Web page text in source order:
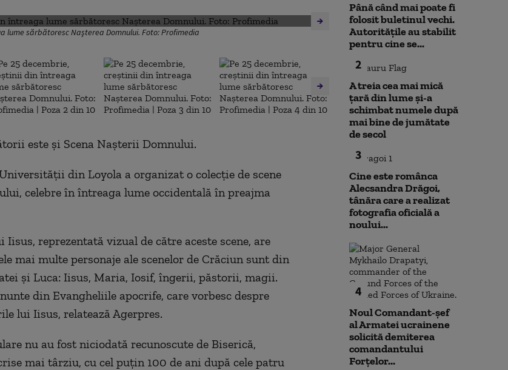
lume sărbătoresc Naşterea Domnului. Foto: Profimedia
este şi Scena Naşterii Domnului.
din Loyola a organizat o colecţie de scene
celebre în întreaga lume occidentală în preajma
Iisus, reprezentată vizual de către aceste scene, are
mai multe personaje ale scenelor de Crăciun sunt din
şi Luca: Iisus, Maria, Iosif, îngerii, păstorii, magii.
din Evangheliile apocrife, care vorbesc despre
lui Iisus, relatează Agerpres.
nu au fost niciodată recunoscute de Biserică,
mai târziu, cu cel puţin 100 de ani după cele patru
Până când mai poate fi
folosit buletinul vechi.
Autoritățile au stabilit
pentru cine se...
2
A treia cea mai mică
țară din lume și-a
schimbat numele după
mai bine de jumătate
de secol
3
Cine este românca
Alecsandra Drăgoi,
tânăra care a realizat
fotografia oficială a
noului...
4
Noul Comandant-șef
al Armatei ucrainene
solicită demiterea
comandantului
Forțelor...